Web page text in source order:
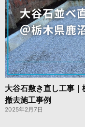
大谷石敷き直し工事
撤去施工事例
2025年2月7日